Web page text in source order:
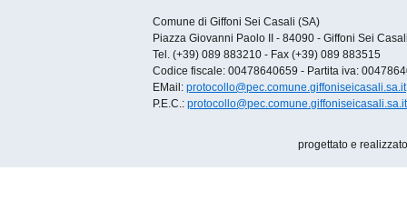
Comune di Giffoni Sei Casali (SA)
Piazza Giovanni Paolo II - 84090 - Giffoni Sei
Tel. (+39) 089 883210 - Fax (+39) 089 883515
Codice fiscale: 00478640659 - Partita iva:
EMail: protocollo@pec.comune.giffoniseicasali.sa.it
P.E.C.: protocollo@pec.comune.giffoniseicasali.sa.it
progettato e